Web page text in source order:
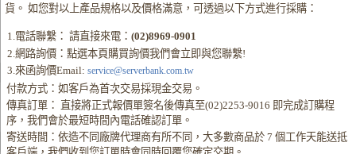
貨。 如您對以上產品規格以及價格滿意，可透過以下方式進行採購：
1.電話聯繫： 請直接來電：(02)8969-0901
2.網路詢價：點選本頁購買詢價我們會立即與您聯繫!
3.來函詢價Email: service@serverbank.com.tw
付款方式：如客戶為首次交易採現金交易。
傳真訂單： 直接將正式報價單簽名後傳真至(02)2253-9016 即完成訂購程
序，我們會於最短時間內電話確認訂單。
寄送時間：依造不同廠牌代理商有所不同，大多數商品於 7 個工作天能送抵